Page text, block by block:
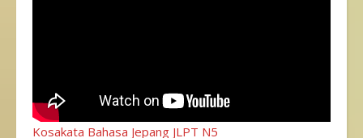
Kosakata Bahasa Jepang JLPT N5